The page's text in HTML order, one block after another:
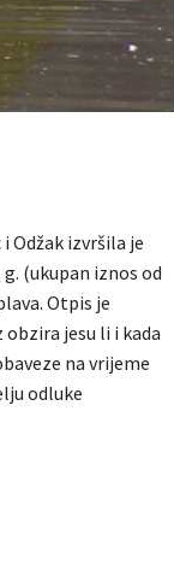
Odžak izvršila je
(ukupan iznos od
Otpis je
jesu li i kada
na vrijeme
odluke